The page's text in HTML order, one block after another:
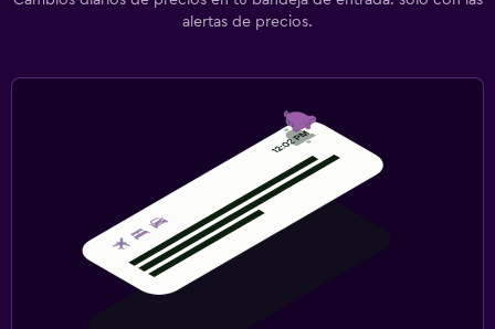
alertas de precios.